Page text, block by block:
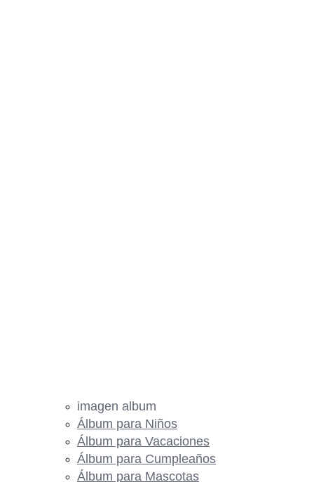
imagen album
Álbum para Niños
Álbum para Vacaciones
Álbum para Cumpleaños
Álbum para Mascotas